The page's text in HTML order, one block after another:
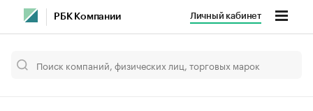
РБК Компании Личный кабинет